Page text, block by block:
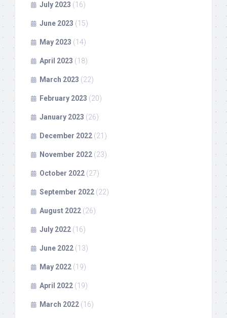
July 2023 (16)
June 2023 (15)
May 2023 (14)
April 2023 (18)
March 2023 (22)
February 2023 (20)
January 2023 (26)
December 2022 (21)
November 2022 (23)
October 2022 (27)
September 2022 (22)
August 2022 (26)
July 2022 (16)
June 2022 (13)
May 2022 (19)
April 2022 (19)
March 2022 (16)